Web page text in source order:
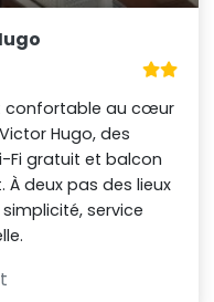
confortable au cœur
Hugo, des
Fi gratuit et balcon
deux pas des lieux
service